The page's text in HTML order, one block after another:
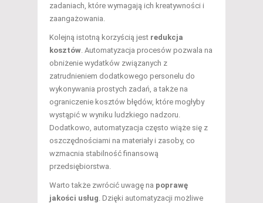
zadaniach, które wymagają ich kreatywności i
zaangażowania.
Kolejną istotną korzyścią jest redukcja
kosztów . Automatyzacja procesów pozwala na
obniżenie wydatków związanych z
zatrudnieniem dodatkowego personelu do
wykonywania prostych zadań, a także na
ograniczenie kosztów błędów, które mogłyby
wystąpić w wyniku ludzkiego nadzoru.
Dodatkowo, automatyzacja często wiąże się z
oszczędnościami na materiały i zasoby, co
wzmacnia stabilność finansową
przedsiębiorstwa.
Warto także zwrócić uwagę na poprawę
jakości usług . Dzięki automatyzacji możliwe